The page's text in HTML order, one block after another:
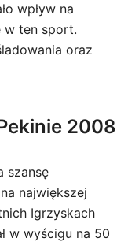
wpływ na
w ten sport.
oraz
2008
szansę
największej
Igrzyskach
w wyścigu na 50